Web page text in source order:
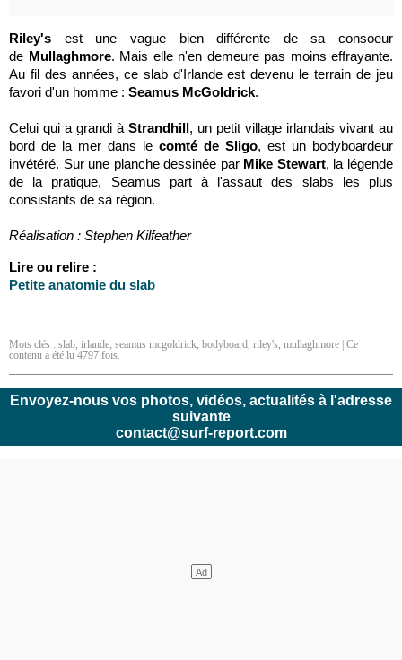
Riley's est une vague bien différente de sa consoeur
de Mullaghmore. Mais elle n'en demeure pas moins effrayante.
Au fil des années, ce slab d'Irlande est devenu le terrain de jeu
favori d'un homme : Seamus McGoldrick.
Celui qui a grandi à Strandhill, un petit village irlandais vivant au
bord de la mer dans le comté de Sligo, est un bodyboardeur
invétéré. Sur une planche dessinée par Mike Stewart, la légende
de la pratique, Seamus part à l'assaut des slabs les plus
consistants de sa région.
Réalisation : Stephen Kilfeather
Lire ou relire :
Petite anatomie du slab
Mots clés : slab, irlande, seamus mcgoldrick, bodyboard, riley's, mullaghmore | Ce
contenu a été lu 4797 fois.
Envoyez-nous vos photos, vidéos, actualités à l'adresse
suivante
contact@surf-report.com